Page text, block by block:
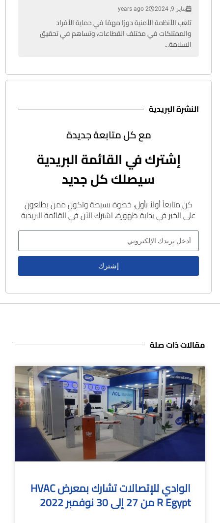
يناير 9, 2024 2 years ago
تلعب الأنظمة الأمنية دورًا مهمًا في حماية الأفراد
والممتلكات في مختلف القطاعات، وتساهم في تحقيق
السلامة...
النشرة البريدية
مع كل متابعة جديدة
إشترك في القائمة البريدية
سيصلك كل جديد
كن متابعاً أولاً بأول، خطوة بسيطة وتكون ممن يطلعون
على الخبر في بداية ظهورة، اشترك الآن في القائمة البريدية
إشترك
مقالات ذات صلة
الوادي للإتصالات تشارك بمعرض HVAC
R Egypt من 27 إلى 30 نوفمبر 2022